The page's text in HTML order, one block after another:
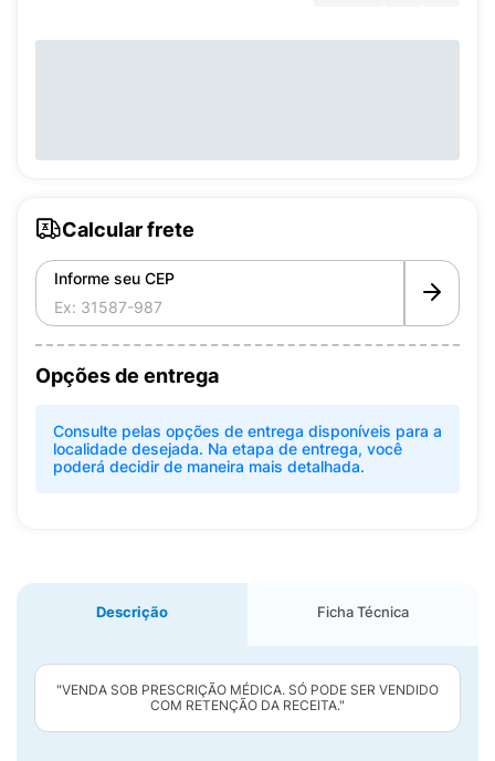
Calcular frete
Informe seu CEP
Opções de entrega
Consulte pelas opções de entrega disponíveis para a
localidade desejada. Na etapa de entrega, você
poderá decidir de maneira mais detalhada.
Descrição Ficha Técnica
"VENDA SOB PRESCRIÇÃO MÉDICA. SÓ PODE SER VENDIDO
COM RETENÇÃO DA RECEITA."